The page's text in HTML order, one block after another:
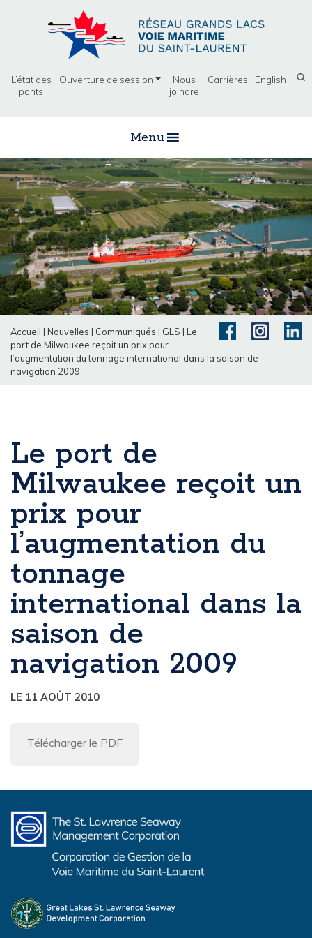
L’état des
ponts
Ouverture de session
Nous
joindre
Carrières English
Menu
Accueil | Nouvelles | Communiqués | GLS | Le
port de Milwaukee reçoit un prix pour
l’augmentation du tonnage international dans la saison de
navigation 2009
Le port de
Milwaukee reçoit un
prix pour
l’augmentation du
tonnage
international dans la
saison de
navigation 2009
LE 11 AOÛT 2010
Télécharger le PDF